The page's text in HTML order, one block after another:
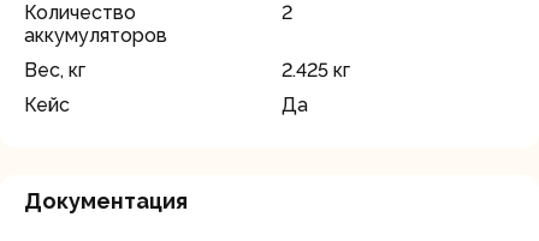
Количество
аккумуляторов
2
Вес, кг
2.425 кг
Кейс
Да
Документация